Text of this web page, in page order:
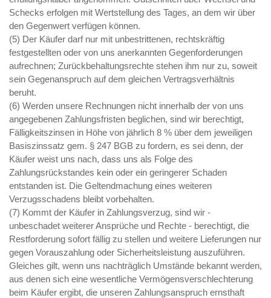
Schecks erfolgen mit Wertstellung des Tages, an dem wir über
den Gegenwert verfügen können.
(5) Der Käufer darf nur mit unbestrittenen, rechtskräftig
festgestellten oder von uns anerkannten Gegenforderungen
aufrechnen; Zurückbehaltungsrechte stehen ihm nur zu, soweit
sein Gegenanspruch auf dem gleichen Vertragsverhältnis
beruht.
(6) Werden unsere Rechnungen nicht innerhalb der von uns
angegebenen Zahlungsfristen beglichen, sind wir berechtigt,
Fälligkeitszinsen in Höhe von jährlich 8 % über dem jeweiligen
Basiszinssatz gem. § 247 BGB zu fordern, es sei denn, der
Käufer weist uns nach, dass uns als Folge des
Zahlungsrückstandes kein oder ein geringerer Schaden
entstanden ist. Die Geltendmachung eines weiteren
Verzugsschadens bleibt vorbehalten.
(7) Kommt der Käufer in Zahlungsverzug, sind wir -
unbeschadet weiterer Ansprüche und Rechte - berechtigt, die
Restforderung sofort fällig zu stellen und weitere Lieferungen nur
gegen Vorauszahlung oder Sicherheitsleistung auszuführen.
Gleiches gilt, wenn uns nachträglich Umstände bekannt werden,
aus denen sich eine wesentliche Vermögensverschlechterung
beim Käufer ergibt, die unseren Zahlungsanspruch ernsthaft